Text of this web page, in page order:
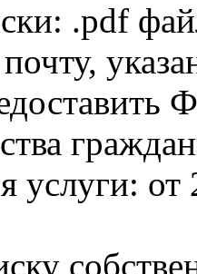
.pdf
услуги: от